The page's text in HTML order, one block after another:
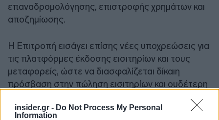
insider.gr - Do Not Process My Personal
Information
επαναδρομολόγησης, επιστροφής χρημάτων και
αποζημίωσης.
Η Επιτροπή εισάγει επίσης νέες υποχρεώσεις για
τις πλατφόρμες έκδοσης εισιτηρίων και τους
μεταφορείς, ώστε να διασφαλίζεται δίκαιη
πρόσβαση στην πώληση εισιτηρίων και ουδέτερη